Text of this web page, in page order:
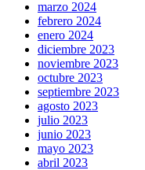
marzo 2024
febrero 2024
enero 2024
diciembre 2023
noviembre 2023
octubre 2023
septiembre 2023
agosto 2023
julio 2023
junio 2023
mayo 2023
abril 2023